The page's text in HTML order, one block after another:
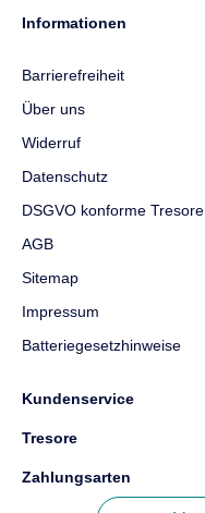
Informationen
Barrierefreiheit
Über uns
Widerruf
Datenschutz
DSGVO konforme Tresore
AGB
Sitemap
Impressum
Batteriegesetzhinweise
Kundenservice
Tresore
Zahlungsarten